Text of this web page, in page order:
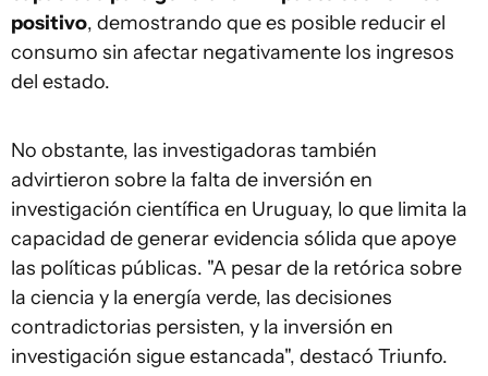
positivo, demostrando que es posible reducir el
consumo sin afectar negativamente los ingresos
del estado.
No obstante, las investigadoras también
advirtieron sobre la falta de inversión en
investigación científica en Uruguay, lo que limita la
capacidad de generar evidencia sólida que apoye
las políticas públicas. "A pesar de la retórica sobre
la ciencia y la energía verde, las decisiones
contradictorias persisten, y la inversión en
investigación sigue estancada", destacó Triunfo.